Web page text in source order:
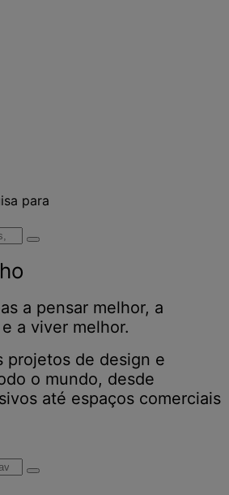
para
a pensar melhor, a
a viver melhor.
projetos de design e
o mundo, desde
até espaços comerciais